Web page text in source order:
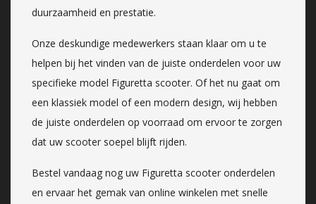
duurzaamheid en prestatie.
Onze deskundige medewerkers staan klaar om u te
helpen bij het vinden van de juiste onderdelen voor uw
specifieke model Figuretta scooter. Of het nu gaat om
een klassiek model of een modern design, wij hebben
de juiste onderdelen op voorraad om ervoor te zorgen
dat uw scooter soepel blijft rijden.
Bestel vandaag nog uw Figuretta scooter onderdelen
en ervaar het gemak van online winkelen met snelle